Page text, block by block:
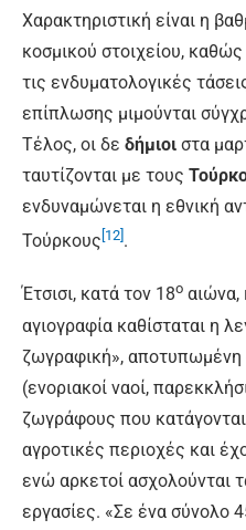
Χαρακτηριστική είναι η
κοσμικού στοιχείου,
τις ενδυματολογικές
επίπλωσης μιμούνται
Τέλος, οι δε δήμιοι στα
ταυτίζονται με τους
ενδυναμώνεται η εθνική
Τούρκους [12] .
Έτσισι, κατά τον 18ο αιώνα,
αγιογραφία καθίσταται η
ζωγραφική», αποτυπωμένη
(ενοριακοί ναοί,
ζωγράφους που
αγροτικές περιοχές και
ενώ αρκετοί ασχολούνται
εργασίες. «Σε ένα σύνολο